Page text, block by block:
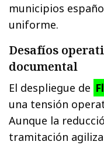
municipios
uniforme.
Desafíos
documental
El despliegue de
una tensión
Aunque la
tramitación